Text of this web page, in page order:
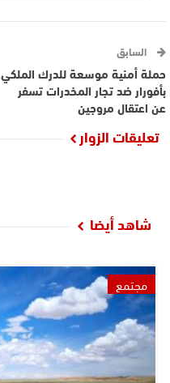
السابق
حملة أمنية موسعة للدرك الملكي
بأفورار ضد تجار المخدرات تسفر
عن اعتقال مروجين
تعليقات الزوار
شاهد أيضا
مجتمع